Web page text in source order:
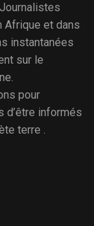
Afrique et dans
instantanées
sur le
pour
d’être informés
terre .